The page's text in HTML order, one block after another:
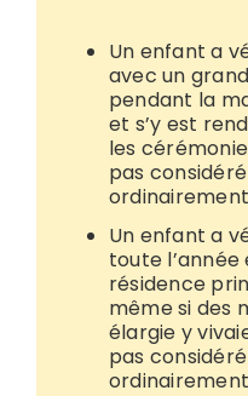
Un enfant a
avec un
pendant la
et s’y est
les
pas
Un enfant a
toute l’année
résidence
même si des
élargie y
pas